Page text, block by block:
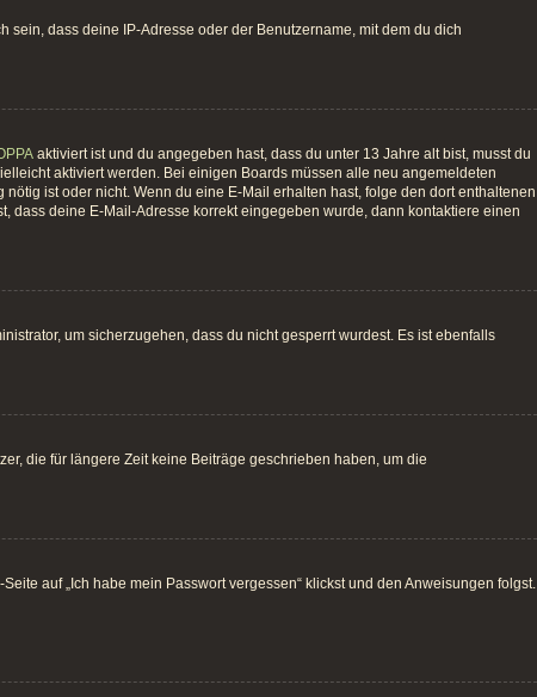
dass deine IP-Adresse oder der Benutzername, mit dem du dich
aktiviert ist und du angegeben hast, dass du unter 13 Jahre alt bist, musst du
aktiviert werden. Bei einigen Boards müssen alle neu angemeldeten
ist oder nicht. Wenn du eine E-Mail erhalten hast, folge den dort enthaltenen
dass deine E-Mail-Adresse korrekt eingegeben wurde, dann kontaktiere einen
um sicherzugehen, dass du nicht gesperrt wurdest. Es ist ebenfalls
die für längere Zeit keine Beiträge geschrieben haben, um die
auf „Ich habe mein Passwort vergessen“ klickst und den Anweisungen folgst.